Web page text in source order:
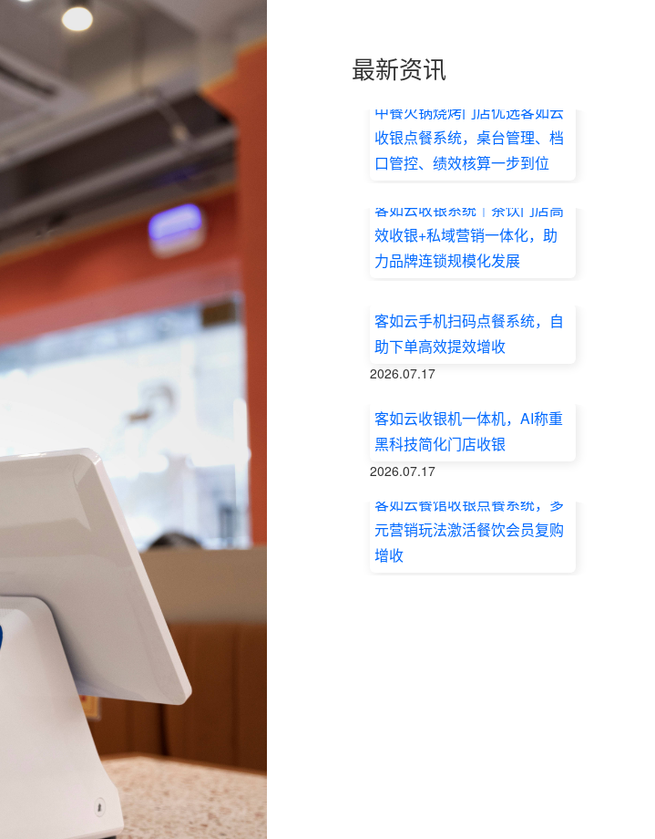
最新资讯
中餐火锅烧烤门店优选客如云
收银点餐系统，桌台管理、档
口管控、绩效核算一步到位
客如云收银系统｜茶饮门店高
效收银+私域营销一体化，助
力品牌连锁规模化发展
客如云手机扫码点餐系统，自
助下单高效提效增收
2026.07.17
客如云收银机一体机，AI称重
黑科技简化门店收银
2026.07.17
客如云餐馆收银点餐系统，多
元营销玩法激活餐饮会员复购
增收